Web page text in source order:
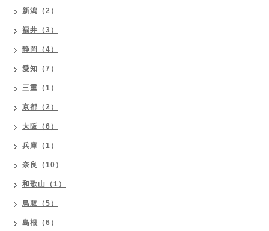
新潟（2）
福井（3）
静岡（4）
愛知（7）
三重（1）
京都（2）
大阪（6）
兵庫（1）
奈良（10）
和歌山（1）
鳥取（5）
島根（6）